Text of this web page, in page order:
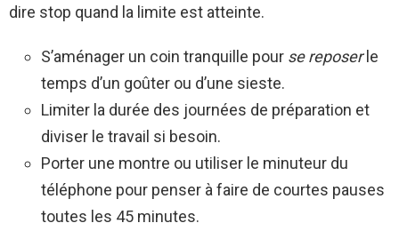
dire stop quand la limite est atteinte.
S’aménager un coin tranquille pour se reposerle
temps d’un goûter ou d’une sieste.
Limiter la durée des journées de préparation et
diviser le travail si besoin.
Porter une montre ou utiliser le minuteur du
téléphone pour penser à faire de courtes pauses
toutes les 45 minutes.